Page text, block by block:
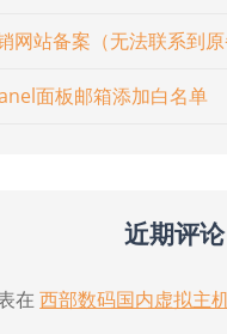
网站备案（无法联系到原
面板邮箱添加白名单
近期评论
在西部数码国内虚拟主